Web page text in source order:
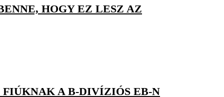
HOGY EZ LESZ AZ
FIÚKNAK A B-DIVÍZIÓS EB-N